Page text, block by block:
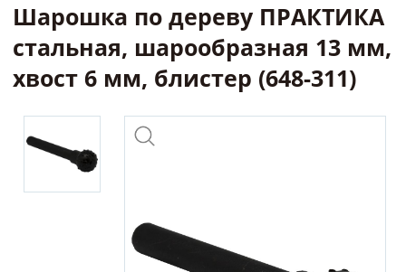
Шарошка по дереву ПРАКТИКА
стальная, шарообразная 13 мм,
хвост 6 мм, блистер (648-311)